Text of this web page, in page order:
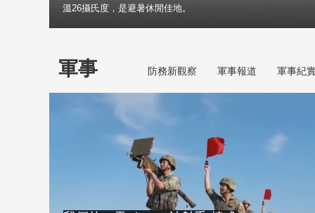
溫26攝氏度，是避暑休閒佳地。
軍事 防務新觀察 軍事報道 軍事紀